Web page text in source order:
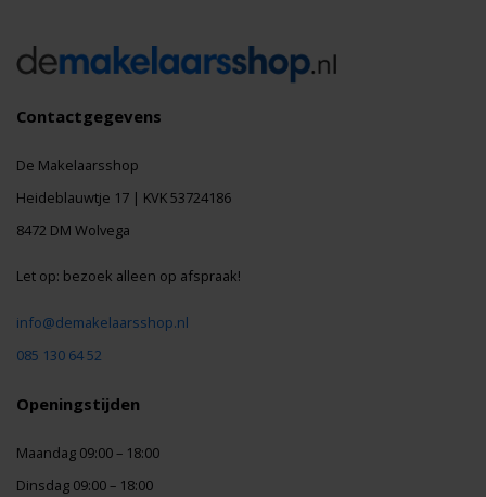
Contactgegevens
De Makelaarsshop
Heideblauwtje 17 | KVK 53724186
8472 DM Wolvega
Let op: bezoek alleen op afspraak!
info@demakelaarsshop.nl
085 130 64 52
Openingstijden
Maandag 09:00 – 18:00
Dinsdag 09:00 – 18:00